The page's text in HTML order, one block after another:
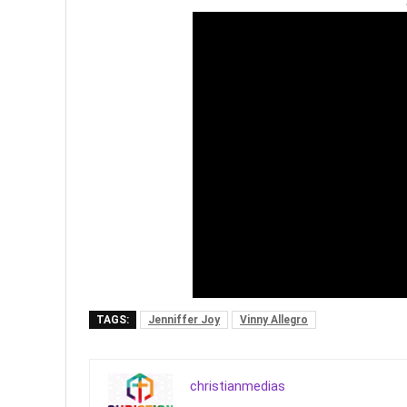
TAGS: Jenniffer Joy Vinny Allegro
christianmedias